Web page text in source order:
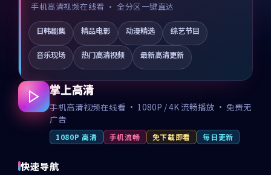
手机高清视频在线看 · 全分区一键直达
日韩剧集 精品电影 动漫精选 综艺节目
音乐现场 热门高清视频 最新高清更新
掌上高清
手机高清视频在线看 · 1080P / 4K 流畅播放 · 免费无
广告
1080P 高清 手机流畅 免下载即看 每日更新
快速导航